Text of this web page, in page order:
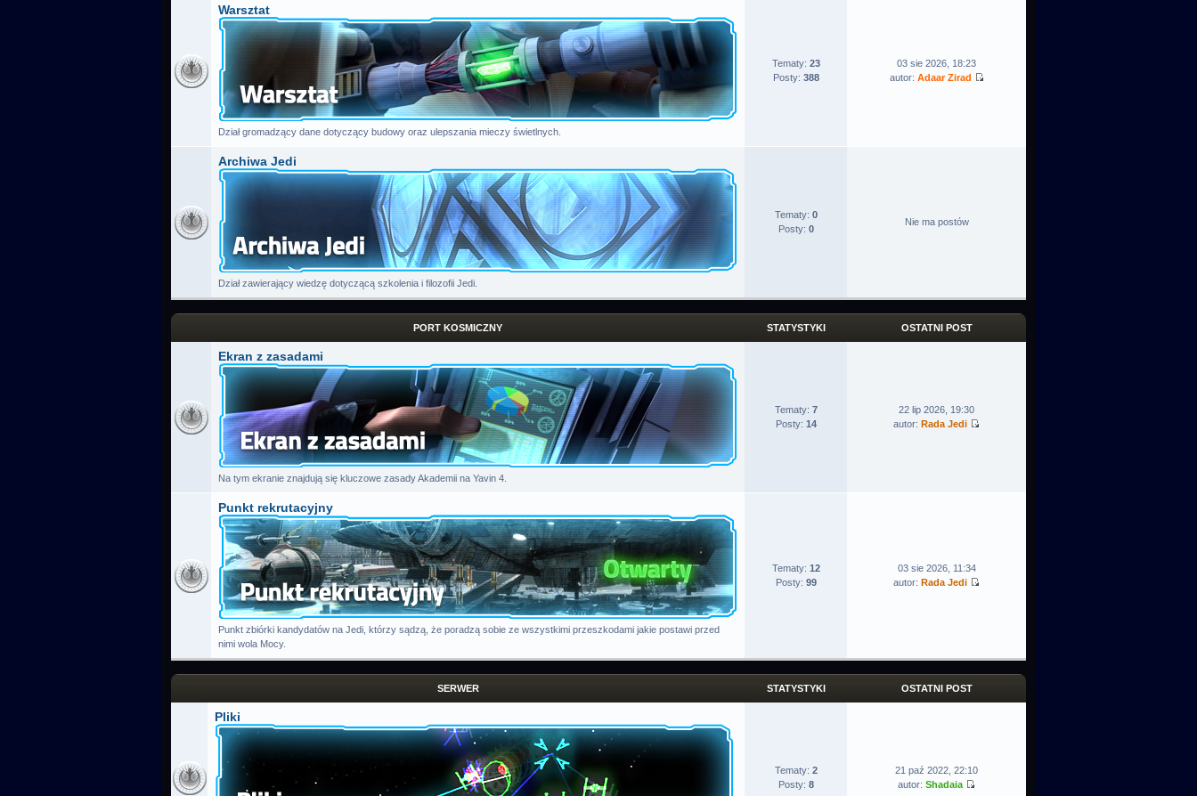
Warsztat
Dział gromadzący dane dotyczący budowy oraz ulepszania mieczy świetlnych.
Tematy: 23
Posty: 388
03 sie 2026, 18:23
autor: Adaar Zirad
Archiwa Jedi
Dział zawierający wiedzę dotyczącą szkolenia i filozofii Jedi.
Tematy: 0
Posty: 0
Nie ma postów
PORT KOSMICZNY STATYSTYKI OSTATNI POST
Ekran z zasadami
Na tym ekranie znajdują się kluczowe zasady Akademii na Yavin 4.
Tematy: 7
Posty: 14
22 lip 2026, 19:30
autor: Rada Jedi
Punkt rekrutacyjny
Punkt zbiórki kandydatów na Jedi, którzy sądzą, że poradzą sobie ze wszystkimi przeszkodami jakie postawi przed
nimi wola Mocy.
Tematy: 12
Posty: 99
03 sie 2026, 11:34
autor: Rada Jedi
SERWER STATYSTYKI OSTATNI POST
Pliki
Tematy: 2
Posty: 8
21 paź 2022, 22:10
autor: Shadaia